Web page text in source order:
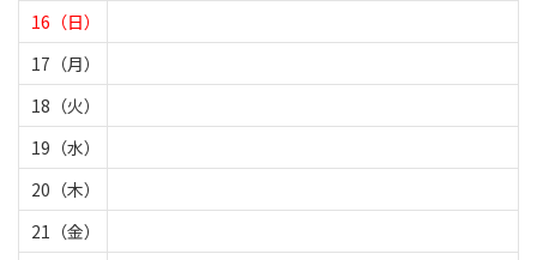
16（日）
17（月）
18（火）
19（水）
20（木）
21（金）